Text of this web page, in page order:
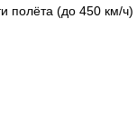
полёта (до 450 км/ч)